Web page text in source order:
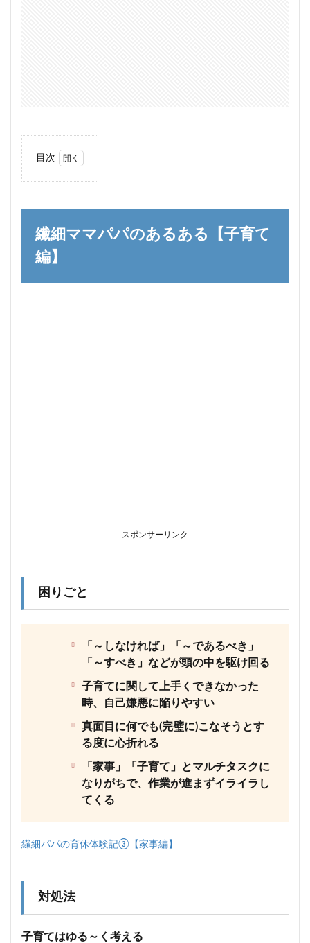
目次
のあ
るあ
る
【子
繊細ママパパのあるある【子育て
編】
スポンサーリンク
困りごと
「～しなければ」「～であるべき」
「～すべき」などが頭の中を駆け回る
子育てに関して上手くできなかった
時、自己嫌悪に陥りやすい
真面目に何でも(完璧に)こなそうとす
る度に心折れる
「家事」「子育て」とマルチタスクに
なりがちで、作業が進まずイライラし
てくる
繊細パパの育休体験記③【家事編】
対処法
子育てはゆる～く考える